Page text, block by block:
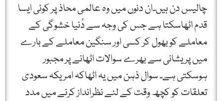
چالیس دن ہیں۔ان دنوں میں وہ عالمی محاذ پر کوئی ایسا
قدم اٹھاسکتا ہے جس کی وجہ سے دُنیا خشوگی کے
معاملے کو بھول کر کسی اور سنگین معاملے کے بارے
میں پریشانی سے بھرے سوالات اٹھانے پر مجبور
ہوسکتی ہے۔ سوال ذہن میں یہ اٹھاکہ امریکہ سعودی
تعلقات کو کچھ وقت کے لئے نظرانداز کرنے میں مدد